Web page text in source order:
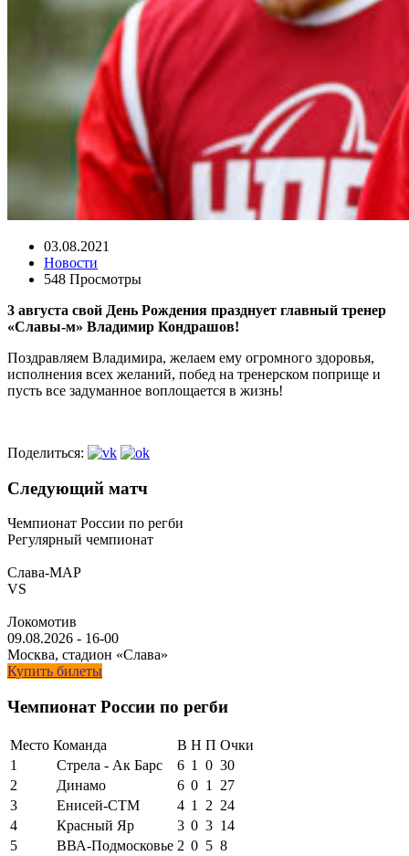
03.08.2021
Новости
548 Просмотры
3 августа свой День Рождения празднует главный тренер
«Славы-м» Владимир Кондрашов!
Поздравляем Владимира, желаем ему огромного здоровья,
исполнения всех желаний, побед на тренерском поприще и
пусть все задуманное воплощается в жизнь!
Поделиться:
Следующий матч
Чемпионат России по регби
Регулярный чемпионат
Слава-МАР
VS
Локомотив
09.08.2026 - 16-00
Москва, стадион «Слава»
Купить билеты
Чемпионат России по регби
Место Команда В Н П Очки
1
Стрела - Ак Барс 6 1 0 30
2
Динамо 6 0 1
27
3
Енисей-СТМ 4 1 2 24
4
Красный Яр 3 0 3 14
5
ВВА-Подмосковье 2 0 5 8